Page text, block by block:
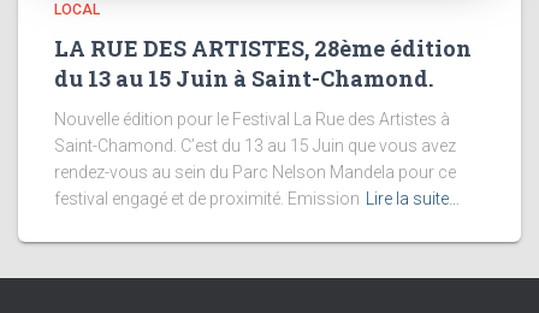
LOCAL
LA RUE DES ARTISTES, 28ème édition
du 13 au 15 Juin à Saint-Chamond.
Nouvelle édition pour le Festival La Rue des Artistes à
Saint-Chamond. C’est du 13 au 15 Juin que vous avez
rendez-vous au sein du Parc Nelson Mandela pour ce
festival engagé et de proximité. Emission
Lire la suite…